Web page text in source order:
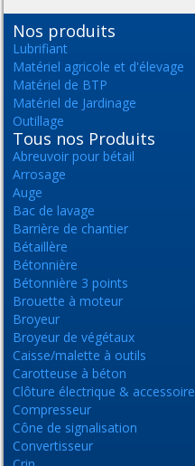
Nos produits
Lubrifiant
Matériel agricole et d'élevage
Matériel de BTP
Matériel de Jardinage
Outillage
Tous nos Produits
Abreuvoir pour bétail
Arrosage
Auge
Bac de lavage
Barrière de chantier
Bétaillère
Bétonnière
Bétonnière 3 points
Brouette à moteur
Broyeur
Broyeur de végétaux
Caisse/malette à outils
Carotteuse à béton
Clôture électrique & accessoire
Compresseur
Cône de signalisation
Convertisseur